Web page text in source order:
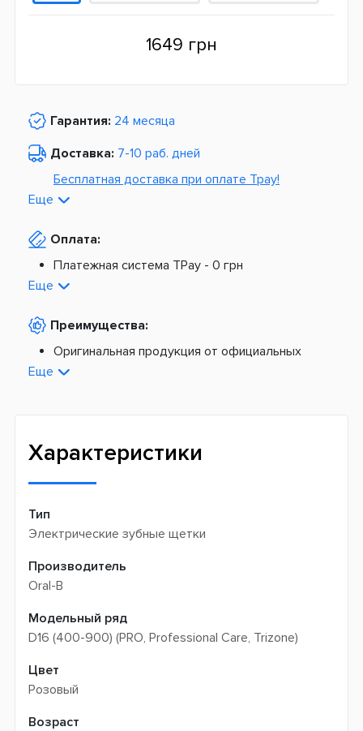
1649 грн
Гарантия: 24 месяца
Доставка: 7-10 раб. дней
Бесплатная доставка при оплате Tpay!
Из Европы от
Платная доставка по Украине:
По тарифам Укрпочты
Платная доставка из Европы:
Новая почта -
Еще
Оплата:
Платежная система TPay - 0 грн
На расчетный счет -
Еще
Преимущества:
Оригинальная продукция от официальных
поставщиков
Еще
Характеристики
Тип
Электрические зубные щетки
Производитель
Oral-B
Модельный ряд
D16 (400-900) (PRO, Professional Care, Trizone)
Цвет
Розовый
Возраст